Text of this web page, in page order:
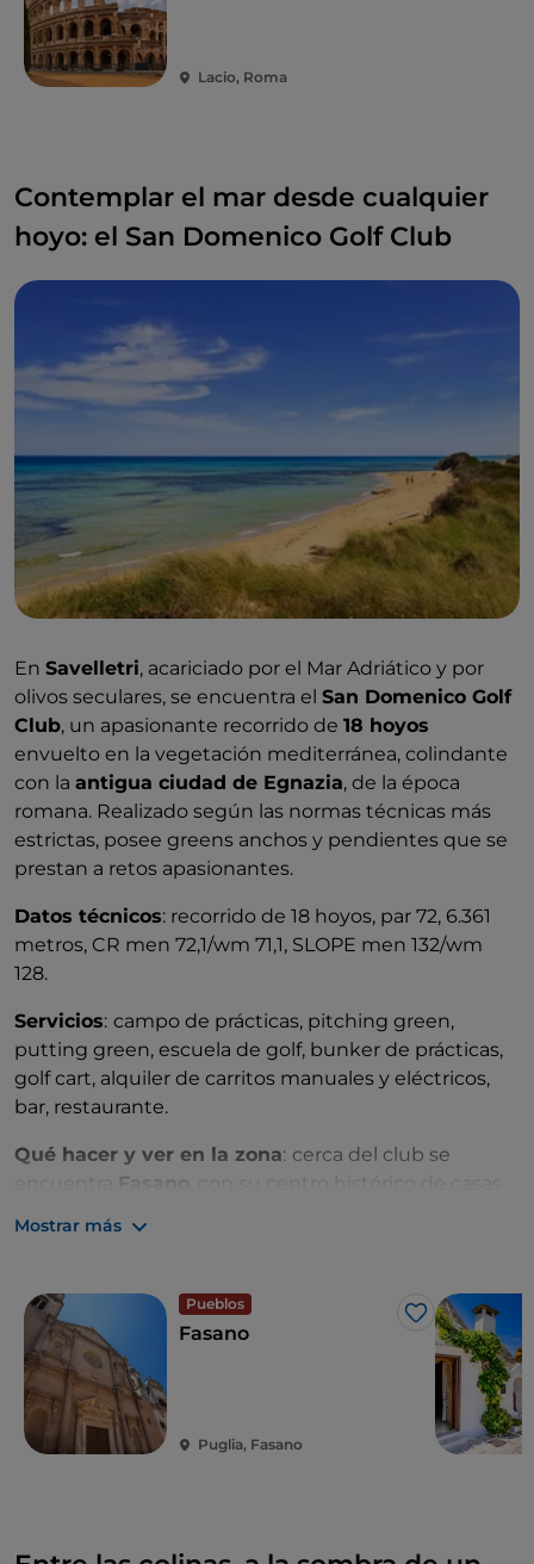
Lacio, Roma
Contemplar el mar desde cualquier
hoyo: el San Domenico Golf Club
En Savelletri, acariciado por el Mar Adriático y por
olivos seculares, se encuentra el San Domenico Golf
Club, un apasionante recorrido de 18 hoyos
envuelto en la vegetación mediterránea, colindante
con la antigua ciudad de Egnazia, de la época
romana. Realizado según las normas técnicas más
estrictas, posee greens anchos y pendientes que se
prestan a retos apasionantes.
Datos técnicos: recorrido de 18 hoyos, par 72, 6.361
metros, CR men 72,1/wm 71,1, SLOPE men 132/wm
128.
Servicios: campo de prácticas, pitching green,
putting green, escuela de golf, bunker de prácticas,
golf cart, alquiler de carritos manuales y eléctricos,
bar, restaurante.
Qué hacer y ver en la zona: cerca del club se
Fasano
, con su centro histórico de casas
comoAlberobelloyOstuni
Mostrar más
Pueblos
Me gusta
Fasano
Puglia, Fasano